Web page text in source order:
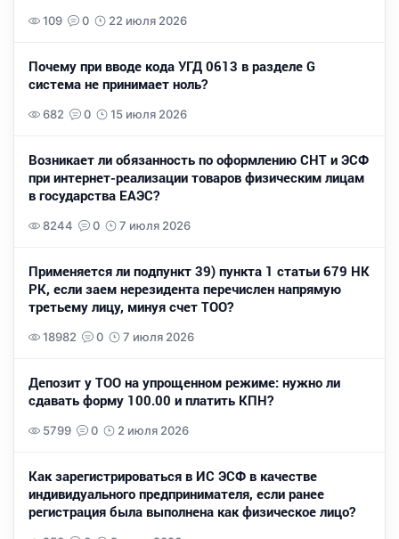
109 0 22 июля 2026
Почему при вводе кода УГД 0613 в разделе G
система не принимает ноль?
682 0 15 июля 2026
Возникает ли обязанность по оформлению СНТ и ЭСФ
при интернет-реализации товаров физическим лицам
в государства ЕАЭС?
8244 0 7 июля 2026
Применяется ли подпункт 39) пункта 1 статьи 679 НК
РК, если заем нерезидента перечислен напрямую
третьему лицу, минуя счет ТОО?
18982 0 7 июля 2026
Депозит у ТОО на упрощенном режиме: нужно ли
сдавать форму 100.00 и платить КПН?
5799 0 2 июля 2026
Как зарегистрироваться в ИС ЭСФ в качестве
индивидуального предпринимателя, если ранее
регистрация была выполнена как физическое лицо?